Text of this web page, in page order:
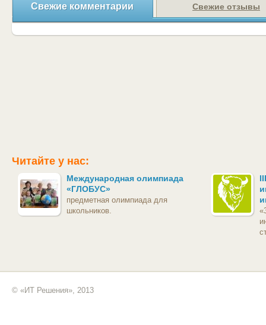
Свежие комментарии Свежие отзывы
Читайте у нас:
Международная олимпиада
«ГЛОБУС»
предметная олимпиада для
школьников.
© «ИТ Решения», 2013